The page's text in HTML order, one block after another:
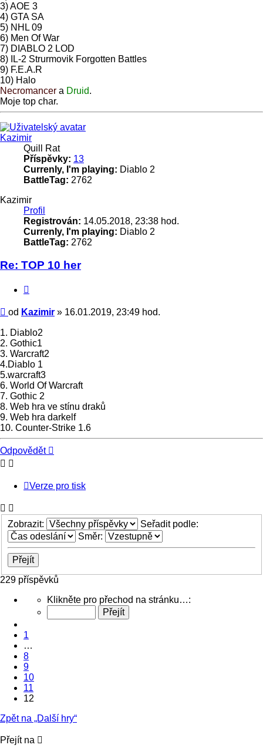
3) AOE 3
4) GTA SA
5) NHL 09
6) Men Of War
7) DIABLO 2 LOD
8) IL-2 Strurmovik Forgotten Battles
9) F.E.A.R
10) Halo
Necromancer a Druid.
Moje top char.
Nahoru
Kazimir
Quill Rat
Příspěvky: 13
Currenly, I'm playing: Diablo 2
BattleTag: 2762
Kazimir
Profil
Registrován: 14.05.2018, 23:38 hod.
Currenly, I'm playing: Diablo 2
BattleTag: 2762
Re: TOP 10 her
Příspěvek
od Kazimir » 16.01.2019, 23:49 hod.
1. Diablo2
2. Gothic1
3. Warcraft2
4.Diablo 1
5.warcraft3
6. World Of Warcraft
7. Gothic 2
8. Web hra ve stínu draků
9. Web hra darkelf
10. Counter-Strike 1.6
Nahoru
Odpovědět
Verze pro tisk
Zobrazit:
Seřadit podle:
Směr:
229 příspěvků
Stránka
12
Klikněte pro přechod na stránku…:
1
…
8
9
10
11
12
Zpět na „Další hry“
Přejít na